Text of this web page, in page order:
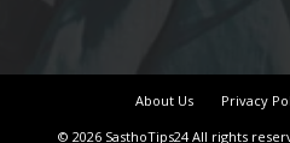
About Us Privacy
© 2026 SasthoTips24 All rights